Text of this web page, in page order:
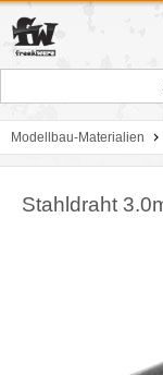
Modellbau-Materialien
Stahldraht